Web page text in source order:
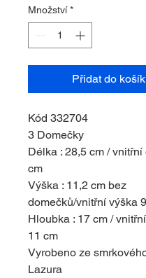
Množství *
Přidat do
Kód 332704
3 Domečky
Délka : 28,5 cm /
cm
Výška : 11,2 cm bez
domečků/vnitřní výška
Hloubka : 17 cm /
11 cm
Vyrobeno ze
Lazura